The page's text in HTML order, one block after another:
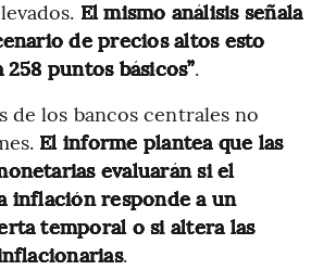
El mismo análisis señala
de precios altos esto
puntos básicos”.
de los bancos centrales no
El informe plantea que las
evaluarán si el
inflación responde a un
temporal o si altera las
.